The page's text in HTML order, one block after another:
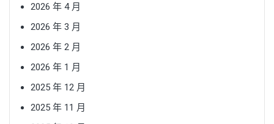
2026 年 4 月
2026 年 3 月
2026 年 2 月
2026 年 1 月
2025 年 12 月
2025 年 11 月